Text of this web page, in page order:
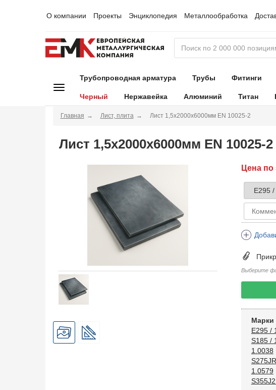
О компании Проекты Энциклопедия Металлообработка
Трубопроводная арматура Трубы Фитинги
Черный Нержавейка Алюминий Титан
Главная Лист, плита Лист 1,5х2000х6000мм EN 10025-2
Лист 1,5х2000х6000мм EN 10025-2
Цена по
Выберите
Марки
E295 /
S185 /
1.0038
1.0579